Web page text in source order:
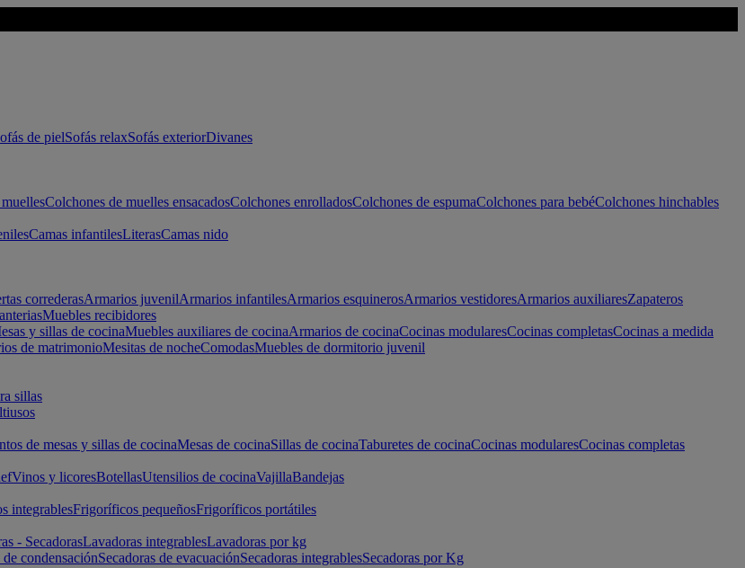
de pielSofás relaxSofás exteriorDivanes
Colchones de muelles ensacadosColchones enrolladosColchones de espumaColchones para bebéColchones hinchables
Camas infantilesLiterasCamas nido
correderasArmarios juvenilArmarios infantilesArmarios esquinerosArmarios vestidoresArmarios auxiliaresZapateros
Muebles recibidores
y sillas de cocinaMuebles auxiliares de cocinaArmarios de cocinaCocinas modularesCocinas completasCocinas a medida
de matrimonioMesitas de nocheComodasMuebles de dormitorio juvenil
sillas
de mesas y sillas de cocinaMesas de cocinaSillas de cocinaTaburetes de cocinaCocinas modularesCocinas completas
Vinos y licoresBotellasUtensilios de cocinaVajillaBandejas
integrablesFrigoríficos pequeñosFrigoríficos portátiles
- SecadorasLavadoras integrablesLavadoras por kg
de condensaciónSecadoras de evacuaciónSecadoras integrablesSecadoras por Kg